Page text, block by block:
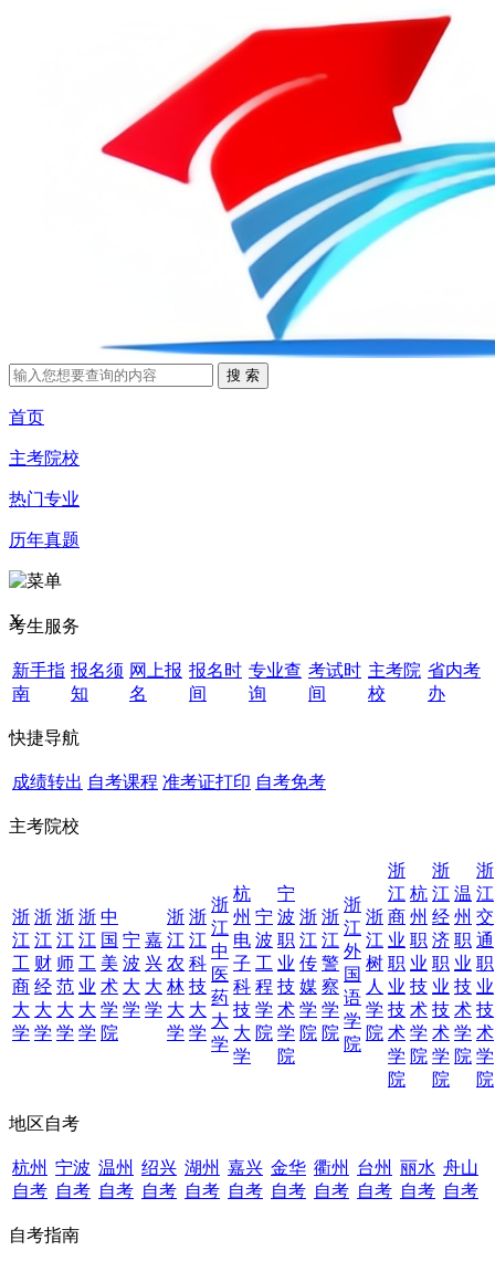
首页
主考院校
热门专业
历年真题
X
考生服务
新手指
南
报名须
知
网上报
名
报名时
间
专业查
询
考试时
间
主考院
校
省内考
办
快捷导航
成绩转出 自考课程 准考证打印 自考免考
主考院校
浙
江
工
商
大
学
浙
江
财
经
大
学
浙
江
师
范
大
学
浙
江
工
业
大
学
中
国
美
术
学
院
宁
波
大
学
嘉
兴
大
学
浙
江
农
林
大
学
浙
江
科
技
大
学
浙
江
中
医
药
大
学
杭
州
电
子
科
技
大
学
宁
波
工
程
学
院
宁
波
职
业
技
术
学
院
浙
江
传
媒
学
院
浙
江
警
察
学
院
浙
江
外
国
语
学
院
浙
江
树
人
学
院
浙
江
商
业
职
业
技
术
学
院
杭
州
职
业
技
术
学
院
浙
江
经
济
职
业
技
术
学
院
温
州
职
业
技
术
学
院
浙
江
交
通
职
业
技
术
学
院
地区自考
杭州
自考
宁波
自考
温州
自考
绍兴
自考
湖州
自考
嘉兴
自考
金华
自考
衢州
自考
台州
自考
丽水
自考
舟山
自考
自考指南